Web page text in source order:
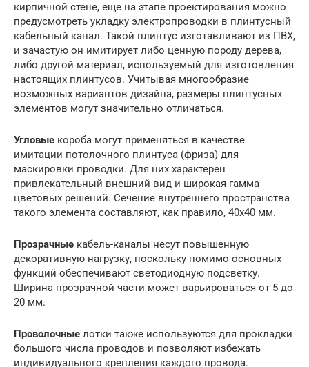
кирпичной стене, еще на этапе проектирования можно
предусмотреть укладку электропроводки в плинтусный
кабельный канал. Такой плинтус изготавливают из ПВХ,
и зачастую он имитирует либо ценную породу дерева,
либо другой материал, используемый для изготовления
настоящих плинтусов. Учитывая многообразие
возможных вариантов дизайна, размеры плинтусных
элементов могут значительно отличаться.
Угловые короба могут применяться в качестве
имитации потолочного плинтуса (фриза) для
маскировки проводки. Для них характерен
привлекательный внешний вид и широкая гамма
цветовых решений. Сечение внутреннего пространства
такого элемента составляют, как правило, 40х40 мм.
Прозрачные кабель-каналы несут повышенную
декоративную нагрузку, поскольку помимо основных
функций обеспечивают светодиодную подсветку.
Ширина прозрачной части может варьироваться от 5 до
20 мм.
Проволочные лотки также используются для прокладки
большого числа проводов и позволяют избежать
индивидуального крепления каждого провода.